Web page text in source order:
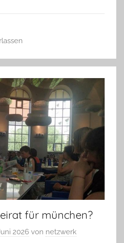
für münchen?
2026 von netzwerk